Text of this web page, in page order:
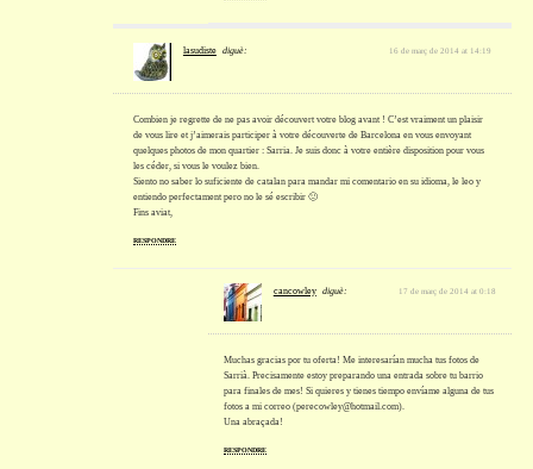
lasudiste diguè: 16 de març de 2014 at 14:19
Combien je regrette de ne pas avoir découvert votre blog avant ! C’est vraiment un plaisir
de vous lire et j’aimerais participer à votre découverte de Barcelona en vous envoyant
quelques photos de mon quartier : Sarria. Je suis donc à votre entière disposition pour vous
les céder, si vous le voulez bien.
Siento no saber lo suficiente de catalan para mandar mi comentario en su idioma, le leo y
entiendo perfectament pero no le sé escribir 🙁
Fins aviat,
RESPONDRE
cancowley diguè: 17 de març de 2014 at 0:18
Muchas gracias por tu oferta! Me interesarían mucha tus fotos de
Sarrià. Precisamente estoy preparando una entrada sobre tu barrio
para finales de mes! Si quieres y tienes tiempo envíame alguna de tus
fotos a mi correo (perecowley@hotmail.com).
Una abraçada!
RESPONDRE